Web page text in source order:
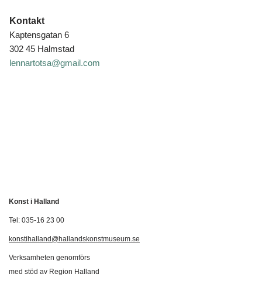
Kontakt
Kaptensgatan 6
302 45 Halmstad
lennartotsa@gmail.com
Konst i Halland
Tel: 035-16 23 00
konstihalland@hallandskonstmuseum.se
Verksamheten genomförs
med stöd av Region Halland